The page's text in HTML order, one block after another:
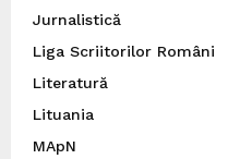
Jurnalistică
Liga Scriitorilor Români
Literatură
Lituania
MApN